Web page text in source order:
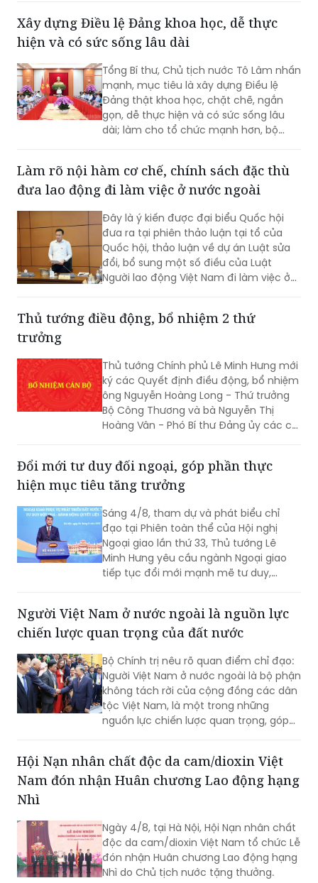
Xây dựng Điều lệ Đảng khoa học, dễ thực
hiện và có sức sống lâu dài
Tổng Bí thư, Chủ tịch nước Tô Lâm nhấn
mạnh, mục tiêu là xây dựng Điều lệ
Đảng thật khoa học, chặt chẽ, ngắn
gọn, dễ thực hiện và có sức sống lâu
dài; làm cho tổ chức mạnh hơn, bộ
lượng đảng viên và tổ chức cơ sở đảng
cao hơn...
Làm rõ nội hàm cơ chế, chính sách đặc thù
đưa lao động đi làm việc ở nước ngoài
Đây là ý kiến được đại biểu Quốc hội
đưa ra tại phiên thảo luận tại tổ của
Quốc hội, thảo luận về dự án Luật sửa
đổi, bổ sung một số điều của Luật
Người lao động Việt Nam đi làm việc ở
Thủ tướng điều động, bổ nhiệm 2 thứ
trưởng
Thủ tướng Chính phủ Lê Minh Hưng mới
ký các Quyết định điều động, bổ nhiệm
ông Nguyễn Hoàng Long - Thứ trưởng
Bộ Công Thương và bà Nguyễn Thị
Hoàng Vân - Phó Bí thư Đảng ủy các cơ
Đổi mới tư duy đối ngoại, góp phần thực
hiện mục tiêu tăng trưởng
Sáng 4/8, tham dự và phát biểu chỉ
đạo tại Phiên toàn thể của Hội nghị
Ngoại giao lần thứ 33, Thủ tướng Lê
Minh Hưng yêu cầu ngành Ngoại giao
tiếp tục đổi mới mạnh mẽ tư duy,
chất hơn, đồng hành chặt chẽ hơn với
các Bộ, ngành, địa phương và cộng
thực hiện mục tiêu tăng trưởng 2 con
số.
Người Việt Nam ở nước ngoài là nguồn lực
chiến lược quan trọng của đất nước
Bộ Chính trị nêu rõ quan điểm chỉ đạo:
Người Việt Nam ở nước ngoài là bộ phận
không tách rời của cộng đồng các dân
tộc Việt Nam, là một trong những
nguồn lực chiến lược quan trọng, góp
thế giới...
Hội Nạn nhân chất độc da cam/dioxin Việt
Nam đón nhận Huân chương Lao động hạng
Nhì
Ngày 4/8, tại Hà Nội, Hội Nạn nhân chất
độc da cam/dioxin Việt Nam tổ chức Lễ
đón nhận Huân chương Lao động hạng
Nhì do Chủ tịch nước tặng thưởng.